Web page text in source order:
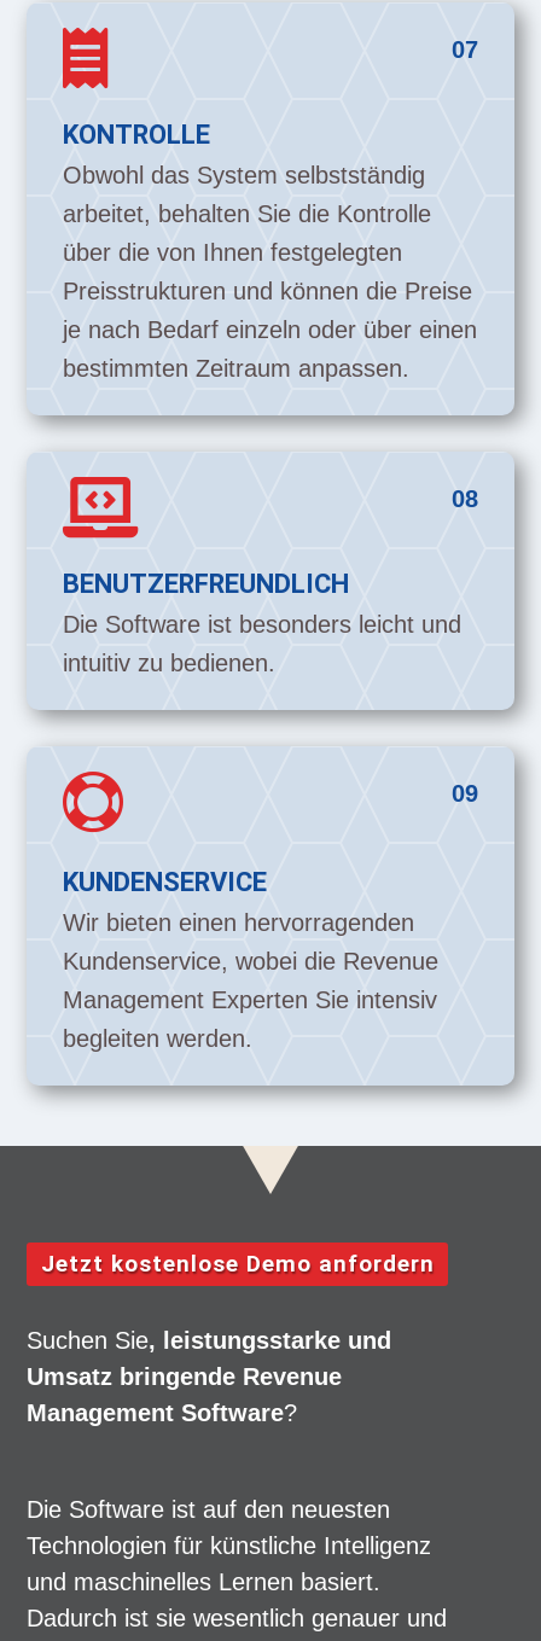
07

KONTROLLE
Obwohl das System selbstständig
arbeitet, behalten Sie die Kontrolle
über die von Ihnen festgelegten
Preisstrukturen und können die Preise
je nach Bedarf einzeln oder über einen
bestimmten Zeitraum anpassen.
08

BENUTZERFREUNDLICH
Die Software ist besonders leicht und
intuitiv zu bedienen.
09

KUNDENSERVICE
Wir bieten einen hervorragenden
Kundenservice, wobei die Revenue
Management Experten Sie intensiv
begleiten werden.
Jetzt kostenlose Demo anfordern
Suchen Sie, leistungsstarke und
Umsatz bringende Revenue
Management Software?
Die Software ist auf den neuesten
Technologien für künstliche Intelligenz
und maschinelles Lernen basiert.
Dadurch ist sie wesentlich genauer und